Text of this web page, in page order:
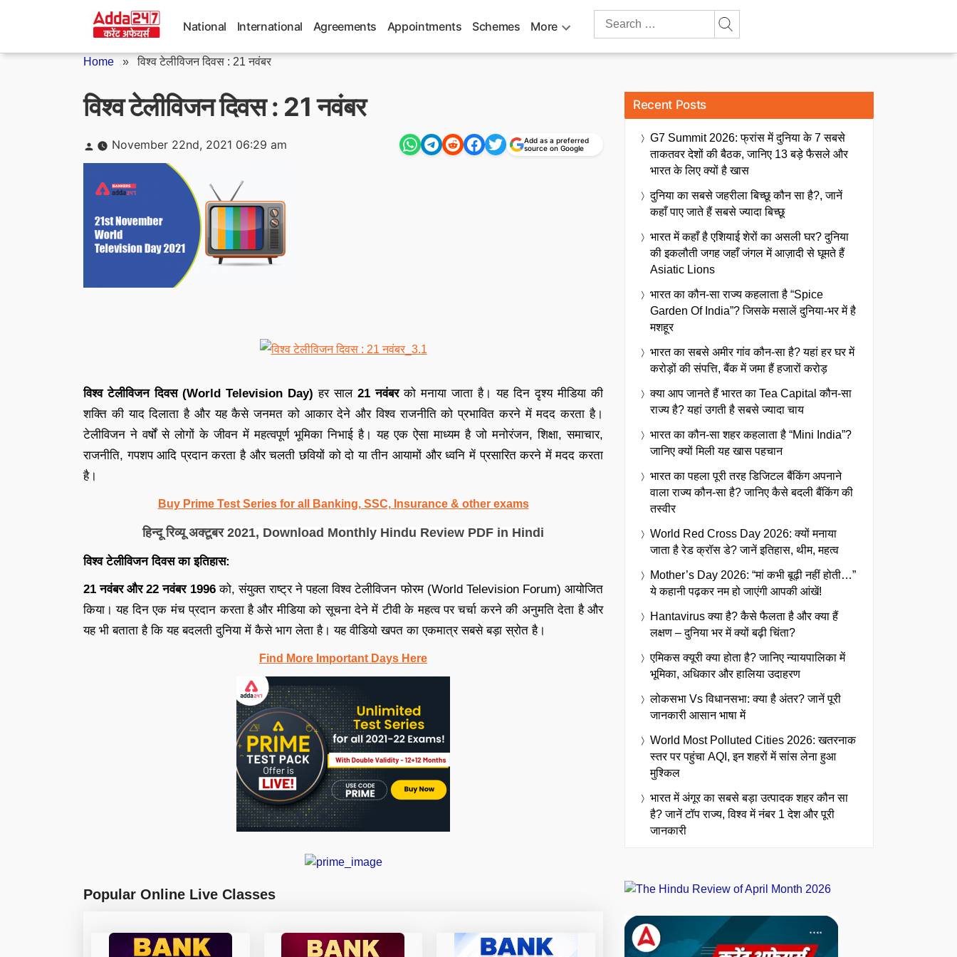
National International Agreements Appointments Schemes More
Search
Home »विश्व टेलीविजन दिवस : 21 नवंबर
विश्व टेलीविजन दिवस : 21 नवंबर
Posted
by
November 22nd, 2021 06:29 am
Add as a preferred
source on Google
विश्व टेलीविजन दिवस (World Television Day) हर साल21 नवंबरको मनाया जाता है। यह दिन दृश्य मीडिया की
शक्ति की याद दिलाता है और यह कैसे जनमत को आकार देने और विश्व राजनीति को प्रभावित करने में मदद करता है।
टेलीविजन ने वर्षों से लोगों के जीवन में महत्वपूर्ण भूमिका निभाई है। यह एक ऐसा माध्यम है जो मनोरंजन, शिक्षा, समाचार,
राजनीति, गपशप आदि प्रदान करता है और चलती छवियों को दो या तीन आयामों और ध्वनि में प्रसारित करने में मदद करता
है।
Buy Prime Test Series for all Banking, SSC, Insurance & other exams
हिन्दू रिव्यू अक्टूबर 2021, Download Monthly Hindu Review PDF in Hindi
विश्व टेलीविजन दिवस का इतिहास:
21 नवंबर और 22 नवंबर 1996को, संयुक्त राष्ट्र ने पहला विश्व टेलीविजन फोरम (World Television Forum) आयोजित
किया। यह दिन एक मंच प्रदान करता है और मीडिया को सूचना देने में टीवी के महत्व पर चर्चा करने की अनुमति देता है और
यह भी बताता है कि यह बदलती दुनिया में कैसे भाग लेता है। यह वीडियो खपत का एकमात्र सबसे बड़ा स्रोत है।
Find More Important Days Here
Popular Online Live Classes
Recent Posts
G7 Summit 2026: फ्रांस में दुनिया के 7 सबसे
ताकतवर देशों की बैठक, जानिए 13 बड़े फैसले और
भारत के लिए क्यों है खास
दुनिया का सबसे जहरीला बिच्छू कौन सा है?, जानें
कहाँ पाए जाते हैं सबसे ज्यादा बिच्छू
भारत में कहाँ है एशियाई शेरों का असली घर? दुनिया
की इकलौती जगह जहाँ जंगल में आज़ादी से घूमते हैं
Asiatic Lions
भारत का कौन-सा राज्य कहलाता है “Spice
Garden Of India”? जिसके मसालें दुनिया-भर में है
मशहूर
भारत का सबसे अमीर गांव कौन-सा है? यहां हर घर में
करोड़ों की संपत्ति, बैंक में जमा हैं हजारों करोड़
क्या आप जानते हैं भारत का Tea Capital कौन-सा
राज्य है? यहां उगती है सबसे ज्यादा चाय
भारत का कौन-सा शहर कहलाता है “Mini India”?
जानिए क्यों मिली यह खास पहचान
भारत का पहला पूरी तरह डिजिटल बैंकिंग अपनाने
वाला राज्य कौन-सा है? जानिए कैसे बदली बैंकिंग की
तस्वीर
World Red Cross Day 2026: क्यों मनाया
जाता है रेड क्रॉस डे? जानें इतिहास, थीम, महत्व
Mother’s Day 2026: “मां कभी बूढ़ी नहीं होती…”
ये कहानी पढ़कर नम हो जाएंगी आपकी आंखें!
Hantavirus क्या है? कैसे फैलता है और क्या हैं
लक्षण – दुनिया भर में क्यों बढ़ी चिंता?
एमिकस क्यूरी क्या होता है? जानिए न्यायपालिका में
भूमिका, अधिकार और हालिया उदाहरण
लोकसभा Vs विधानसभा: क्या है अंतर? जानें पूरी
जानकारी आसान भाषा में
World Most Polluted Cities 2026: खतरनाक
स्तर पर पहुंचा AQI, इन शहरों में सांस लेना हुआ
मुश्किल
भारत में अंगूर का सबसे बड़ा उत्पादक शहर कौन सा
है? जानें टॉप राज्य, विश्व में नंबर 1 देश और पूरी
जानकारी